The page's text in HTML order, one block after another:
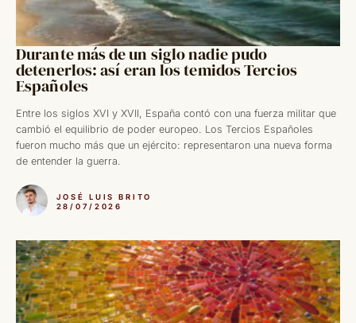
Durante más de un siglo nadie pudo
detenerlos: así eran los temidos Tercios
Españoles
Entre los siglos XVI y XVII, España contó con una fuerza militar que
cambió el equilibrio de poder europeo. Los Tercios Españoles
fueron mucho más que un ejército: representaron una nueva forma
de entender la guerra.
JOSÉ LUIS BRITO
28/07/2026